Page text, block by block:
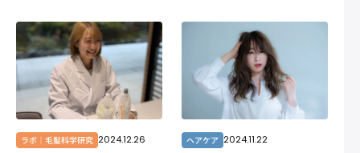
ラボ｜毛髪科学研究 2024.12.26 ヘアケア 2024.11.22